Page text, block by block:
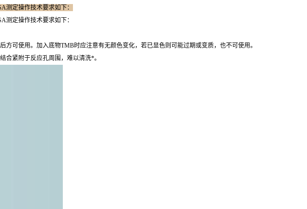
测定操作技术要求如下：
测定操作技术要求如下：
可使用。加入底物TMB时应注意有无颜色变化，若已显色则可能过期或变质，也不可使用。
合紧附于反应孔周围，难以清洗*。